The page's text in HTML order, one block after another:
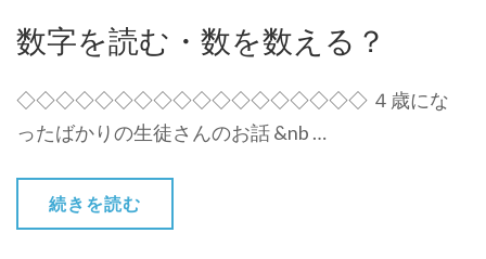
数字を読む・数を数える？
◇◇◇◇◇◇◇◇◇◇◇◇◇◇◇◇◇◇ ４歳にな
ったばかりの生徒さんのお話 &nb …
続きを読む